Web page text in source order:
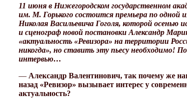
11 июня в Нижегородском государственном
им. М. Горького состоится премьера по одной
Николая Васильевича Гоголя, которой осенью
и сценограф новой постановки Александр
«актуальность «Ревизора» на территории
никогда», но ставить эту пьесу необходимо!
интервью…
— Александр Валентинович, так почему же
назад «Ревизор» вызывает интерес у
актуальность?